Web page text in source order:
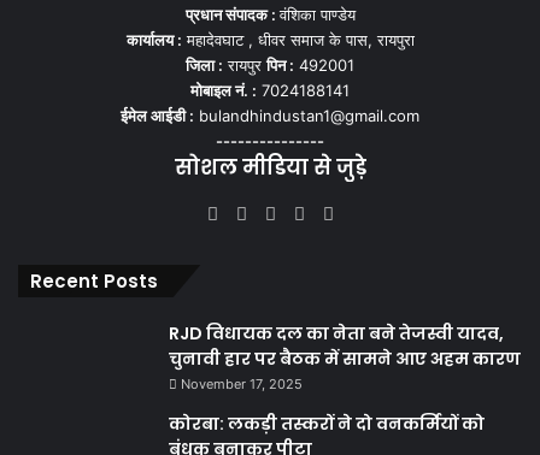
प्रधान संपादक :वंशिका पाण्डेय
कार्यालय : महादेवघाट , धीवर समाज के पास, रायपुरा
जिला : रायपुरपिन : 492001
मोबाइल नं. : 7024188141
ईमेल आईडी : bulandhindustan1@gmail.com
---------------
सोशल मीडिया से जुड़े
Facebook
X YouTubeInstagram
Recent Posts
RJD विधायक दल का नेता बने तेजस्वी यादव,
चुनावी हार पर बैठक में सामने आए अहम कारण
November 17, 2025
कोरबा: लकड़ी तस्करों ने दो वनकर्मियों को
बंधक बनाकर पीटा